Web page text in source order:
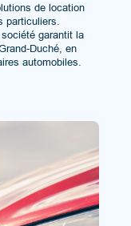
de location
particuliers.
garantit la
Duché, en
automobiles.